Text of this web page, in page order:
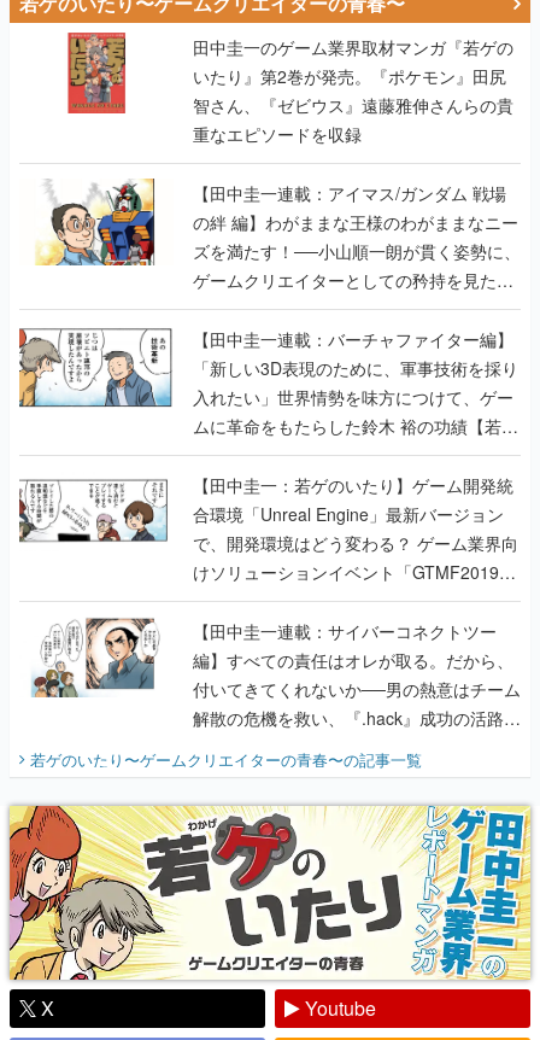
田中圭一のゲーム業界取材マンガ『若ゲの
いたり』第2巻が発売。『ポケモン』田尻
智さん、『ゼビウス』遠藤雅伸さんらの貴
重なエピソードを収録
【田中圭一連載：アイマス/ガンダム 戦場
の絆 編】わがままな王様のわがままなニー
ズを満たす！──小山順一朗が貫く姿勢に、
ゲームクリエイターとしての矜持を見た
【若ゲのいたり最終回】
【田中圭一連載：バーチャファイター編】
「新しい3D表現のために、軍事技術を採り
入れたい」世界情勢を味方につけて、ゲー
ムに革命をもたらした鈴木 裕の功績【若ゲ
のいたり】
【田中圭一：若ゲのいたり】ゲーム開発統
合環境「Unreal Engine」最新バージョン
で、開発環境はどう変わる？ ゲーム業界向
けソリューションイベント「GTMF2019」
に行って、より理解を深めよう【PR】
【田中圭一連載：サイバーコネクトツー
編】すべての責任はオレが取る。だから、
付いてきてくれないか──男の熱意はチーム
解散の危機を救い、『.hack』成功の活路を
『少年ジャンプ』色だった【若ゲのいた
り】
若ゲのいたり〜ゲームクリエイターの青春〜の記事一覧
X
Youtube